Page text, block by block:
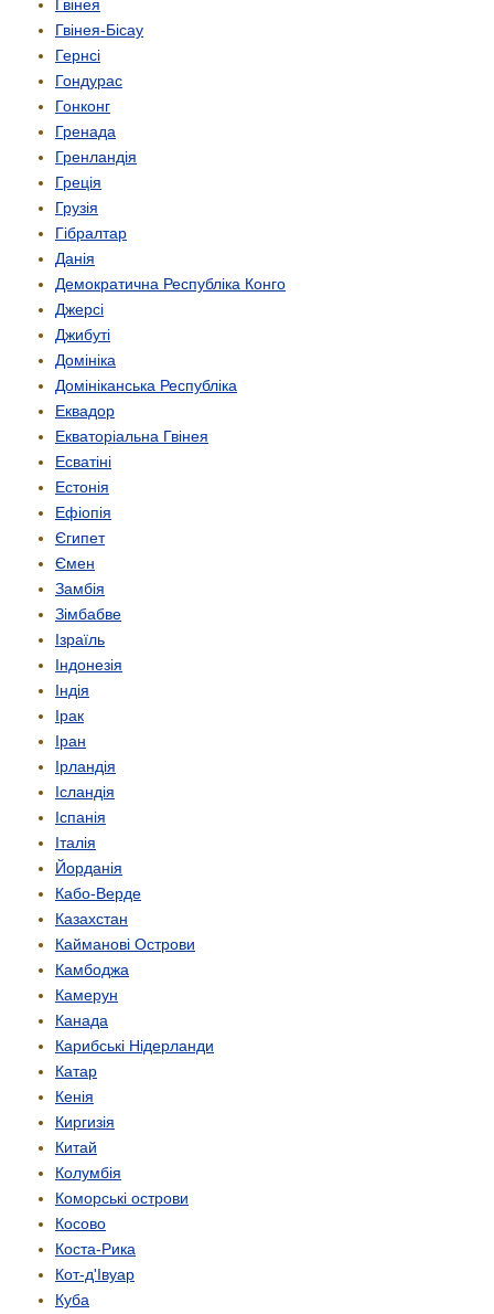
Гвінея
Гвінея-Бісау
Гернсі
Гондурас
Гонконг
Гренада
Гренландія
Греція
Грузія
Гібралтар
Данія
Демократична Республіка Конго
Джерсі
Джибуті
Домініка
Домініканська Республіка
Еквадор
Екваторіальна Гвінея
Есватіні
Естонія
Ефіопія
Єгипет
Ємен
Замбія
Зімбабве
Ізраїль
Індонезія
Індія
Ірак
Іран
Ірландія
Ісландія
Іспанія
Італія
Йорданія
Кабо-Верде
Казахстан
Кайманові Острови
Камбоджа
Камерун
Канада
Карибські Нідерланди
Катар
Кенія
Киргизія
Китай
Колумбія
Коморські острови
Косово
Коста-Рика
Кот-д'Івуар
Куба